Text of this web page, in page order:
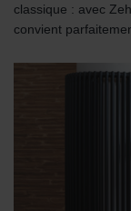
classique : avec
convient